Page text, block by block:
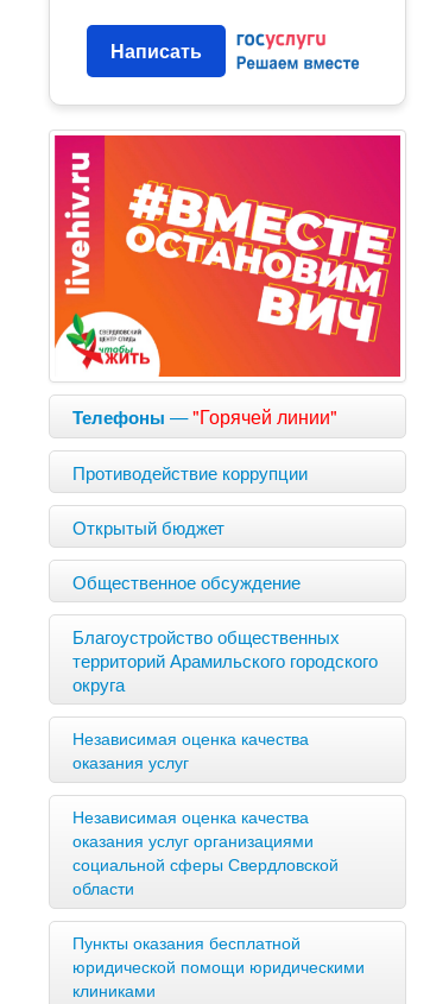
Написать
Телефоны —"Горячей линии"
Противодействие коррупции
Открытый бюджет
Общественное обсуждение
Благоустройство общественных
территорий Арамильского городского
округа
Независимая оценка качества
оказания услуг
Независимая оценка качества
оказания услуг организациями
социальной сферы Свердловской
области
Пункты оказания бесплатной
юридической помощи юридическими
клиниками